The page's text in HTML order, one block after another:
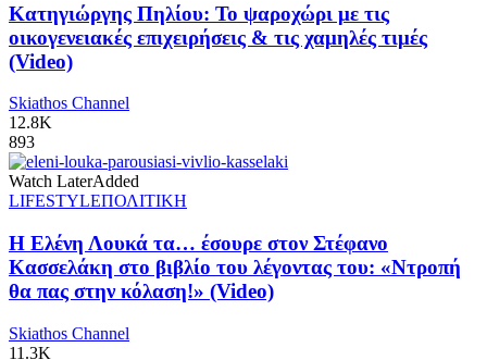
Κατηγιώργης Πηλίου: Το ψαροχώρι με τις
οικογενειακές επιχειρήσεις & τις χαμηλές τιμές
(Video)
Skiathos Channel
12.8K
893
Watch LaterAdded
LIFESTYLEΠΟΛΙΤΙΚΗ
Η Ελένη Λουκά τα… έσουρε στον Στέφανο
Κασσελάκη στο βιβλίο του λέγοντας του: «Ντροπή
θα πας στην κόλαση!» (Video)
Skiathos Channel
11.3K